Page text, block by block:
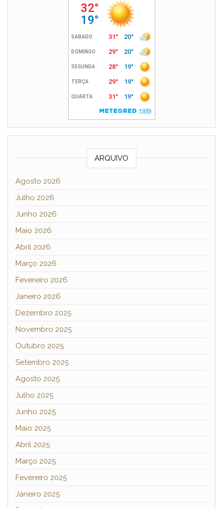
ARQUIVO
Agosto 2026
Julho 2026
Junho 2026
Maio 2026
Abril 2026
Março 2026
Fevereiro 2026
Janeiro 2026
Dezembro 2025
Novembro 2025
Outubro 2025
Setembro 2025
Agosto 2025
Julho 2025
Junho 2025
Maio 2025
Abril 2025
Março 2025
Fevereiro 2025
Janeiro 2025